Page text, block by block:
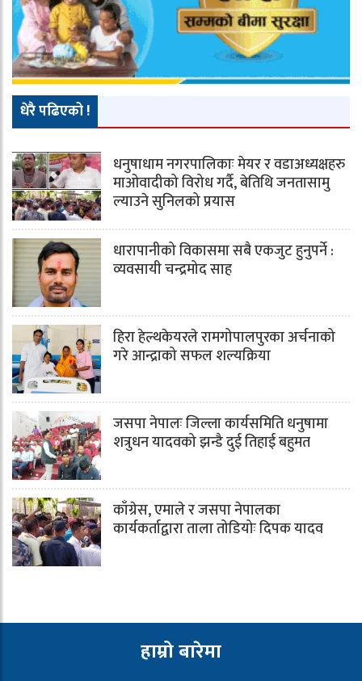
धेरै पढिएको !
धनुषाधाम नगरपालिकाः मेयर र वडाअध्यक्षहरु
माओवादीको विरोध गर्दै, बेतिथि जनतासामु
ल्याउने सुनिलको प्रयास
धारापानीको विकासमा सबै एकजुट हुनुपर्ने :
व्यवसायी चन्द्रमोद साह
हिरा हेल्थकेयरले रामगोपालपुरका अर्चनाको
गरे आन्द्राको सफल शल्यक्रिया
जसपा नेपालः जिल्ला कार्यसमिति धनुषामा
शत्रुधन यादवको झन्डै दुई तिहाई बहुमत
काँग्रेस, एमाले र जसपा नेपालका
कार्यकर्ताद्वारा ताला तोडियोः दिपक यादव
हाम्रो बारेमा